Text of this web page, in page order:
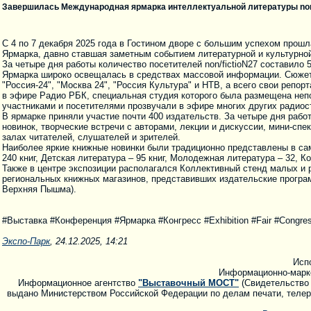
Завершилась Международная ярмарка интеллектуальной литературы
С 4 по 7 декабря 2025 года в Гостином дворе с большим успехом
Ярмарка, давно ставшая заметным событием литературной и
За четыре дня работы количество посетителей non/fictioN27 составило
Ярмарка широко освещалась в средствах массовой информации.
"Россия-24", "Москва 24", "Россия Культура" и НТВ, а всего свои
в эфире Радио РБК, специальная студия которого была размещена
участниками и посетителями прозвучали в эфире многих других
В ярмарке приняли участие почти 400 издательств. За четыре дня
новинок, творческие встречи с авторами, лекции и дискуссии, мини-
залах читателей, слушателей и зрителей.
Наиболее яркие книжные новинки были традиционно представлены в
240 книг, Детская литература – 95 книг, Молодежная литература – 32,
Также в центре экспозиции располагался Коллективный стенд малых
региональных книжных магазинов, представивших издательские
Верхняя Пышма).
#Выставка #Конференция #Ярмарка #Конгресс #Exhibition #Fair
Экспо-Парк, 24.12.2025, 14:21
Информационно-
Информационное агентство "Выставочный МОСТ"
выдано Министерством Российской Федерации по делам печати,